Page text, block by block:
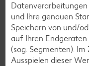
und Ihre genauen
Speichern von und/
auf Ihren
(sog. Segmenten).
Ausspielen dieser